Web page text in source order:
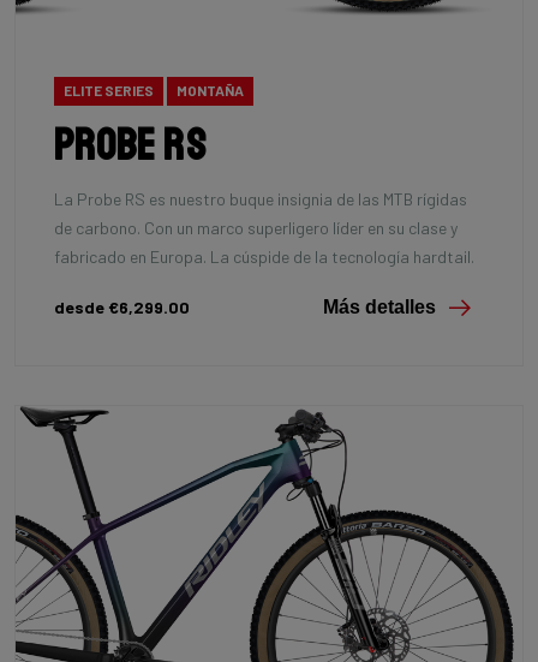
ELITE SERIES MONTAÑA
Probe RS
La Probe RS es nuestro buque insignia de las MTB rígidas
de carbono. Con un marco superligero líder en su clase y
fabricado en Europa. La cúspide de la tecnología hardtail.
desde €6,299.00 Más detalles